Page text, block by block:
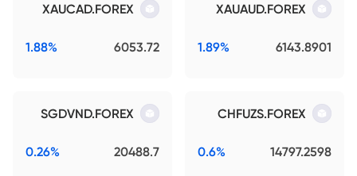
XAUAUD.FOREX
6143.8901
1.89%
XAUCAD.FOREX
6053.72
1.88%
CHFUZS.FOREX
14797.2598
0.6%
SGDVND.FOREX
20488.7
0.26%